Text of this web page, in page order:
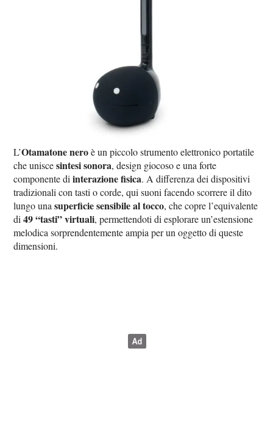
L’Otamatone neroè un piccolo strumento elettronico portatile
che uniscesintesi sonora, design giocoso e una forte
componente diinterazione fisica. A differenza dei dispositivi
tradizionali con tasti o corde, qui suoni facendo scorrere il dito
lungo unasuperficie sensibile al tocco, che copre l’equivalente
di49 “tasti” virtuali, permettendoti di esplorare un’estensione
melodica sorprendentemente ampia per un oggetto di queste
dimensioni.